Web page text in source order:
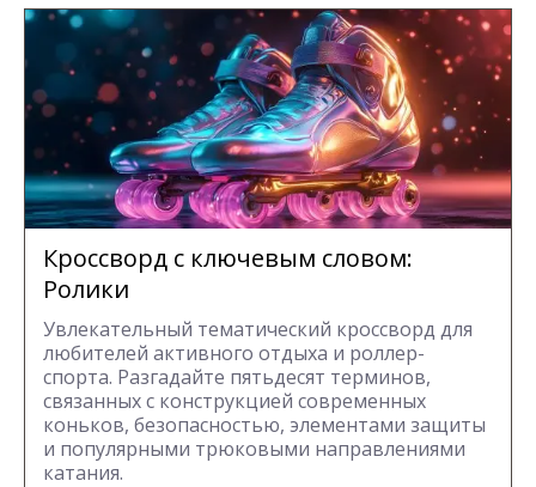
Кроссворд с ключевым словом:
Ролики
Увлекательный тематический кроссворд для
любителей активного отдыха и роллер-
спорта. Разгадайте пятьдесят терминов,
связанных с конструкцией современных
коньков, безопасностью, элементами защиты
и популярными трюковыми направлениями
катания.